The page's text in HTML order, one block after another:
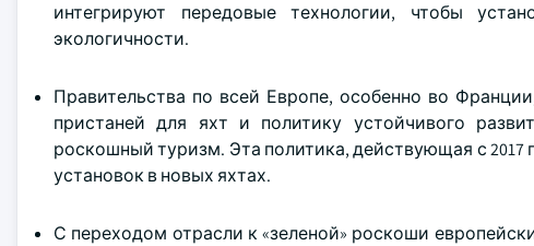
интегрируют передовые технологии, чтобы
экологичности.
Правительства по всей Европе, особенно во
пристаней для яхт и политику устойчивого
роскошный туризм. Эта политика, действующая с
установок в новых яхтах.
С переходом отрасли к «зеленой» роскоши